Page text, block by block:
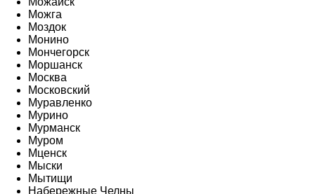
Можга
Моздок
Монино
Мончегорск
Моршанск
Москва
Московский
Муравленко
Мурино
Мурманск
Муром
Мценск
Мыски
Мытищи
Набережные Челны